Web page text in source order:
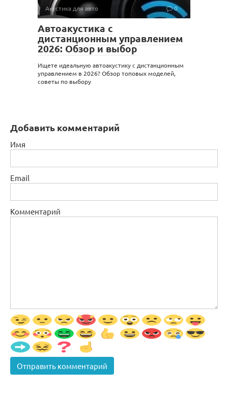
Акустика для авто 0
Автоакустика с
дистанционным управлением
2026: Обзор и выбор
Ищете идеальную автоакустику с дистанционным
управлением в 2026? Обзор топовых моделей,
советы по выбору
Добавить комментарий
Имя
Email
Комментарий